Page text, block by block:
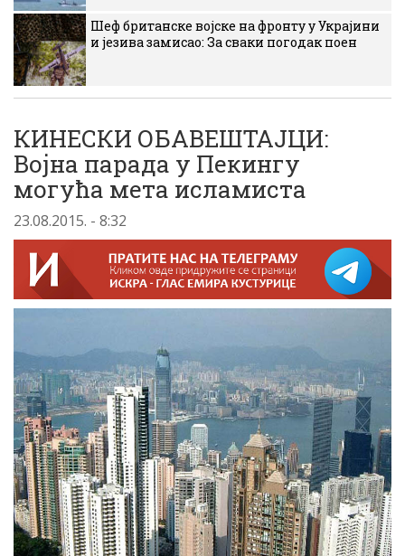
Шеф британске војске на фронту у Украјини
и језива замисао: За сваки погодак поен
КИНЕСКИ ОБАВЕШТАЈЦИ:
Војна парада у Пекингу
могућа мета исламиста
23.08.2015. - 8:32